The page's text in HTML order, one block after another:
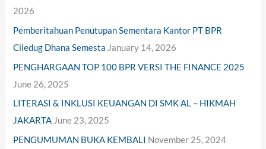
r
:
2026
Pemberitahuan Penutupan Sementara Kantor PT BPR
Ciledug Dhana Semesta January 14, 2026
PENGHARGAAN TOP 100 BPR VERSI THE FINANCE 2025
June 26, 2025
LITERASI & INKLUSI KEUANGAN DI SMK AL – HIKMAH
JAKARTA June 23, 2025
PENGUMUMAN BUKA KEMBALI November 25, 2024